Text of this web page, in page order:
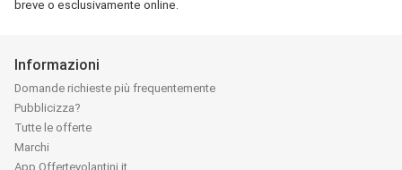
breve o esclusivamente online.
Informazioni
Domande richieste più frequentemente
Pubblicizza?
Tutte le offerte
Marchi
App Offertevolantini.it